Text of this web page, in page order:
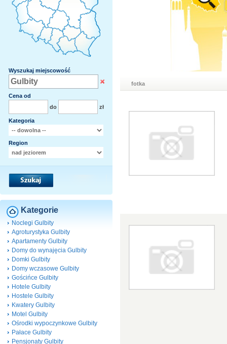
Wyszukaj miejscowość
Cena od
do
zł
Kategoria
Region
Kategorie
Noclegi Gulbity
Agroturystyka Gulbity
Apartamenty Gulbity
Domy do wynajęcia Gulbity
Domki Gulbity
Domy wczasowe Gulbity
Gościńce Gulbity
Hotele Gulbity
Hostele Gulbity
Kwatery Gulbity
Motel Gulbity
Ośrodki wypoczynkowe Gulbity
Pałace Gulbity
Pensjonaty Gulbity
fotka